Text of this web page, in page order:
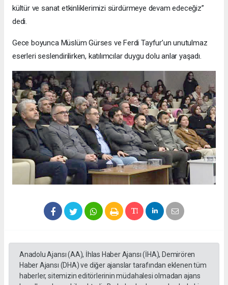
kültür ve sanat etkinliklerimizi sürdürmeye devam edeceğiz”
dedi.
Gece boyunca Müslüm Gürses ve Ferdi Tayfur’un unutulmaz
eserleri seslendirilirken, katılımcılar duygu dolu anlar yaşadı.
Anadolu Ajansı (AA), İhlas Haber Ajansı (İHA), Demirören
Haber Ajansı (DHA) ve diğer ajanslar tarafından eklenen tüm
haberler, sitemizin editörlerinin müdahalesi olmadan ajans